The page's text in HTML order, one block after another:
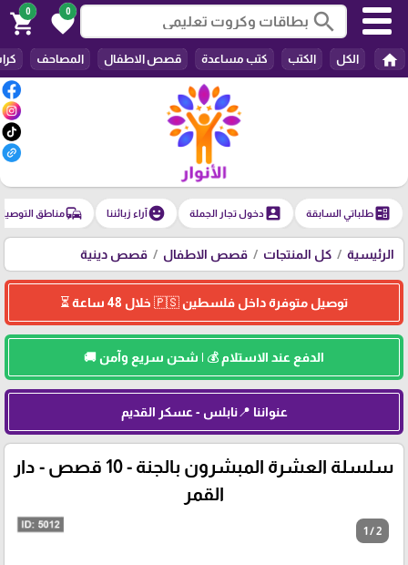
search
0
favorite
0
shopping_cart
home الكل الكتب كتب مساعدة قصص الاطفال المصاحف
ballotطلباتي السابقة account_boxدخول تجار الجملة emoji_emotionsآراء زبائننا commuteمناطق
الرئيسية كل المنتجات قصص الاطفال قصص دينية
توصيل متوفرة داخل فلسطين 🇵🇸 خلال 48 ساعة ⏳
الدفع عند الاستلام 💰 | شحن سريع وآمن 🚚
عنواننا 📍نابلس - عسكر القديم
سلسلة العشرة المبشرون بالجنة - 10 قصص - دار
القمر
1 / 2